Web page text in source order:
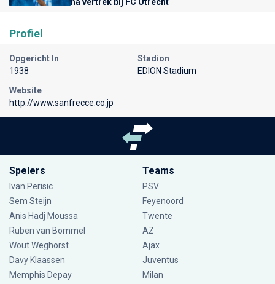
na vertrek bij FC Utrecht
Profiel
Opgericht In
1938
Stadion
EDION Stadium
Website
http://www.sanfrecce.co.jp
Spelers
Ivan Perisic
Sem Steijn
Anis Hadj Moussa
Ruben van Bommel
Wout Weghorst
Davy Klaassen
Memphis Depay
Teams
PSV
Feyenoord
Twente
AZ
Ajax
Juventus
Milan